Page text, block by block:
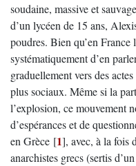
soudaine, massive et
d’un lycéen de 15 ans,
poudres. Bien qu’en
systématiquement d’en
graduellement vers des
plus sociaux. Même si la
l’explosion, ce mouvement
d’espérances et de
en Grèce [1], avec, à la fois
anarchistes grecs (sertis